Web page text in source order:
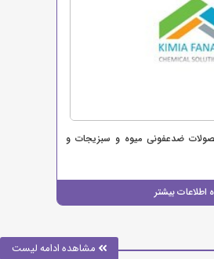
ضدعفونی میوه و سبزیجات و
بیشتر
مشاهده ادامه لیست